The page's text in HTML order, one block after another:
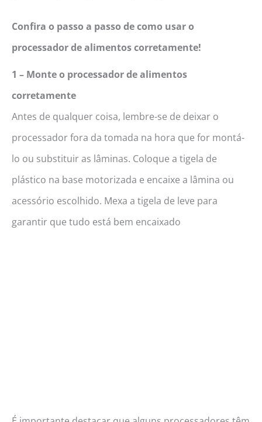
Confira o passo a passo de como usar o
processador de alimentos corretamente!
1 – Monte o processador de alimentos
corretamente
Antes de qualquer coisa, lembre-se de deixar o
processador fora da tomada na hora que for montá-
lo ou substituir as lâminas. Coloque a tigela de
plástico na base motorizada e encaixe a lâmina ou
acessório escolhido. Mexa a tigela de leve para
garantir que tudo está bem encaixado